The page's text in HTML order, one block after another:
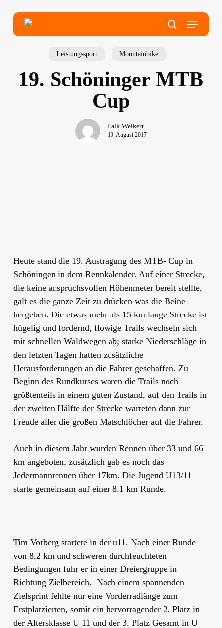
search
Menu
Leistungssport Mountainbike
19. Schöninger MTB
Cup
Falk Weikert
19. August 2017
Heute stand die 19. Austragung des MTB- Cup in
Schöningen in dem Rennkalender. Auf einer Strecke,
die keine anspruchsvollen Höhenmeter bereit stellte,
galt es die ganze Zeit zu drücken was die Beine
hergeben. Die etwas mehr als 15 km lange Strecke ist
hügelig und fordernd, flowige Trails wechseln sich
mit schnellen Waldwegen ab; starke Niederschläge in
den letzten Tagen hatten zusätzliche
Herausforderungen an die Fahrer geschaffen. Zu
Beginn des Rundkurses waren die Trails noch
größtenteils in einem guten Zustand, auf den Trails in
der zweiten Hälfte der Strecke warteten dann zur
Freude aller die großen Matschlöcher auf die Fahrer.
Auch in diesem Jahr wurden Rennen über 33 und 66
km angeboten, zusätzlich gab es noch das
Jedermannrennen über 17km. Die Jugend U13/11
starte gemeinsam auf einer 8.1 km Runde.
Tim Vorberg startete in der u11. Nach einer Runde
von 8,2 km und schweren durchfeuchteten
Bedingungen fuhr er in einer Dreiergruppe in
Richtung Zielbereich. Nach einem spannenden
Zielsprint fehlte nur eine Vorderradlänge zum
Erstplatzierten, somit ein hervorragender 2. Platz in
der Altersklasse U 11 und der 3. Platz Gesamt in U